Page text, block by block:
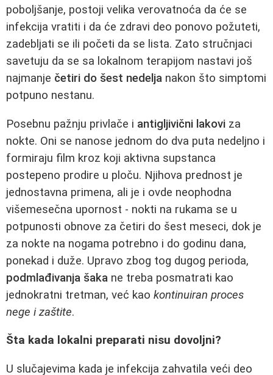
poboljšanje, postoji velika verovatnoća da će se
infekcija vratiti i da će zdravi deo ponovo požuteti,
zadebljati se ili početi da se lista. Zato stručnjaci
savetuju da se sa lokalnom terapijom nastavi još
najmanje četiri do šest nedelja nakon što simptomi
potpuno nestanu.
Posebnu pažnju privlače i antigljivični lakovi za
nokte. Oni se nanose jednom do dva puta nedeljno i
formiraju film kroz koji aktivna supstanca
postepeno prodire u ploču. Njihova prednost je
jednostavna primena, ali je i ovde neophodna
višemesečna upornost - nokti na rukama se u
potpunosti obnove za četiri do šest meseci, dok je
za nokte na nogama potrebno i do godinu dana,
ponekad i duže. Upravo zbog tog dugog perioda,
podmlađivanja šaka ne treba posmatrati kao
jednokratni tretman, već kao kontinuiran proces
nege i zaštite.
Šta kada lokalni preparati nisu dovoljni?
U slučajevima kada je infekcija zahvatila veći deo